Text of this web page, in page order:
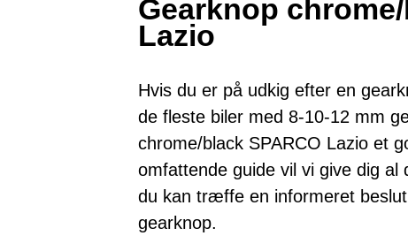
Gearknop
Lazio
Hvis du er på udkig efter en
de fleste biler med 8-10-12 mm
chrome/black SPARCO Lazio et
omfattende guide vil vi give dig
du kan træffe en informeret
gearknop.